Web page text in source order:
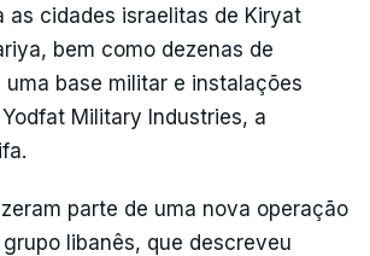
as cidades israelitas de Kiryat
bem como dezenas de
base militar e instalações
Military Industries, a
parte de uma nova operação
libanês, que descreveu